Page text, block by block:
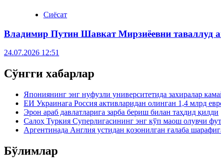
Сиёсат
Владимир Путин Шавкат Мирзиёевни таваллуд
24.07.2026 12:51
Сўнгги хабарлар
Япониянинг энг нуфузли университетида захиралар
ЕИ Украинага Россия активларидан олинган 1,4 млрд
Эрон араб давлатларига зарба бериш билан таҳдид қилди
Салоҳ Туркия Суперлигасининг энг кўп маош олувчи
Аргентинада Англия устидан қозонилган ғалаба
Бўлимлар